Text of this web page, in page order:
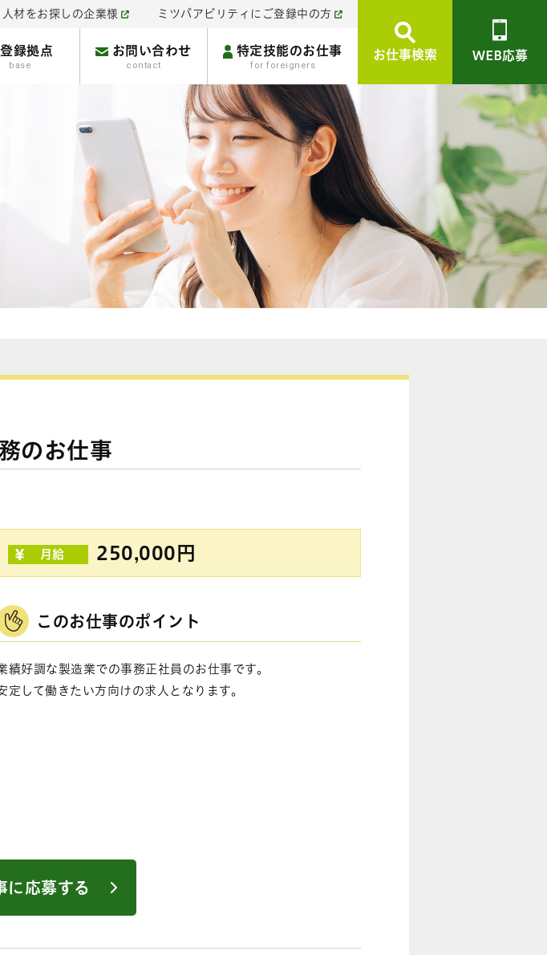
人材をお探しの企業様 ミツバアビリティにご登録中の方
登録拠点
base
お問い合わせ
contact
特定技能のお仕事
for foreigners
お仕事検索 WEB応募
のお仕事
月給 250,000円
このお仕事のポイント
績好調な製造業での事務正社員のお仕事です。
定して働きたい方向けの求人となります。
に応募する